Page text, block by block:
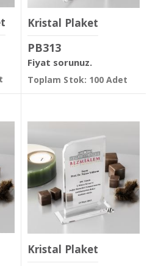
Kristal Plaket
PB313
Fiyat sorunuz.
Toplam Stok: 100 Adet
Kristal Plaket